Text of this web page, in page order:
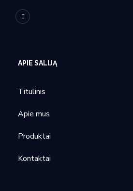
APIE SALIJĄ
Titulinis
Apie mus
Produktai
Kontaktai